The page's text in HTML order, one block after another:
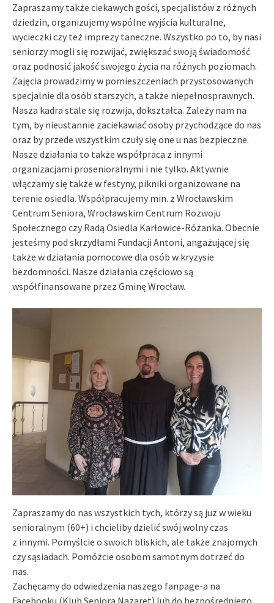
Zapraszamy także ciekawych gości, specjalistów z różnych
dziedzin, organizujemy wspólne wyjścia kulturalne,
wycieczki czy też imprezy taneczne. Wszystko po to, by nasi
seniorzy mogli się rozwijać, zwiększać swoją świadomość
oraz podnosić jakość swojego życia na różnych poziomach.
Zajęcia prowadzimy w pomieszczeniach przystosowanych
specjalnie dla osób starszych, a także niepełnosprawnych.
Nasza kadra stale się rozwija, dokształca. Zależy nam na
tym, by nieustannie zaciekawiać osoby przychodzące do nas
oraz by przede wszystkim czuły się one u nas bezpieczne.
Nasze działania to także współpraca z innymi
organizacjami prosenioralnymi i nie tylko. Aktywnie
włączamy się także w festyny, pikniki organizowane na
terenie osiedla. Współpracujemy min. z Wrocławskim
Centrum Seniora, Wrocławskim Centrum Rozwoju
Społecznego czy Radą Osiedla Karłowice-Różanka. Obecnie
jesteśmy pod skrzydłami Fundacji Antoni, angażującej się
także w działania pomocowe dla osób w kryzysie
bezdomności. Nasze działania częściowo są
współfinansowane przez Gminę Wrocław.
Zapraszamy do nas wszystkich tych, którzy są już w wieku
senioralnym (60+) i chcieliby dzielić swój wolny czas
z innymi. Pomyślcie o swoich bliskich, ale także znajomych
czy sąsiadach. Pomóżcie osobom samotnym dotrzeć do
nas.
Zachęcamy do odwiedzenia naszego fanpage-a na
Facebooku (Klub Seniora Nazaret) lub do bezpośredniego